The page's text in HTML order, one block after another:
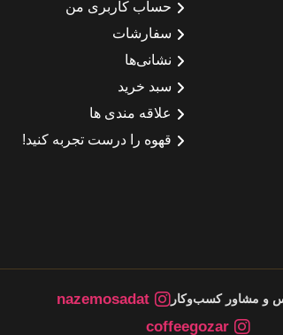
حساب کاربری من
سفارشات
نشانی‌ها
سبد خرید
علاقه مندی ها
قهوه را درست تجربه کنید!
و مشاور کسب‌وکار
nazemosadat
coffeegozar